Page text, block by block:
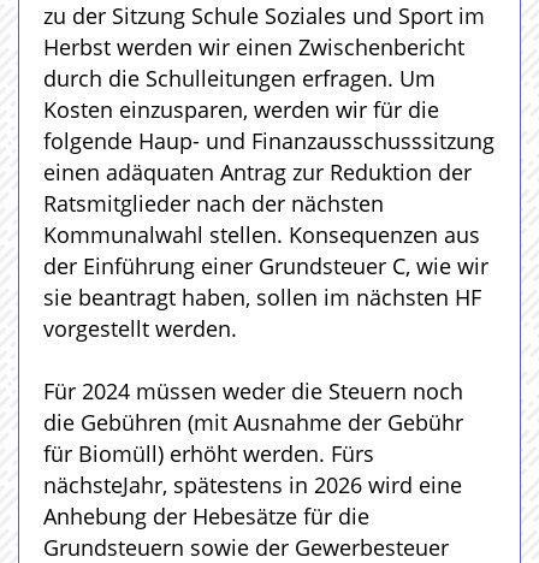
zu der Sitzung Schule Soziales und Sport im
Herbst werden wir einen Zwischenbericht
durch die Schulleitungen erfragen. Um
Kosten einzusparen, werden wir für die
folgende Haup- und Finanzausschusssitzung
einen adäquaten Antrag zur Reduktion der
Ratsmitglieder nach der nächsten
Kommunalwahl stellen. Konsequenzen aus
der Einführung einer Grundsteuer C, wie wir
sie beantragt haben, sollen im nächsten HF
vorgestellt werden.
Für 2024 müssen weder die Steuern noch
die Gebühren (mit Ausnahme der Gebühr
für Biomüll) erhöht werden. Fürs
nächsteJahr, spätestens in 2026 wird eine
Anhebung der Hebesätze für die
Grundsteuern sowie der Gewerbesteuer